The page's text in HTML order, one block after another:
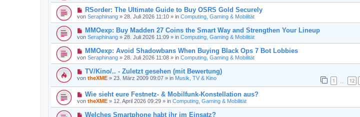
a
g
e
t
r
a
g
e
B
e
t
r
a
g
N
e
u
e
B
e
t
r
a
RSorder: The Ultimate Guide to Buy OSRS Gold Securely
von Seraphinang » 28. Juli 2026 11:10 » in Computing, Gaming & Mobilität
N
e
u
e
B
e
t
a
g
MMOexp: Buy Madden 27 Coins the Smart Way and Strengthen Your Lineup
von Seraphinang » 28. Juli 2026 11:09 » in Computing, Gaming & Mobilität
N
e
u
e
B
e
r
a
g
MMOexp: Avoid Shadowbans When Buying Black Ops 7 Bot Lobbies
von Seraphinang » 28. Juli 2026 11:08 » in Computing, Gaming & Mobilität
N
e
u
e
B
e
TV/Kino/.. - Zuletzt gesehen (mit Bewertung)
von theXME » 23. März 2009 09:07 » in Musik, TV & Kino 1 12
N
e
u
e
Wie sieht eure Festnetz- & Mobilfunk-Konstellation aus?
von theXME » 12. April 2026 09:29 » in Computing, Gaming & Mobilität
NWelches Smartphone habt ihr im Einsatz?